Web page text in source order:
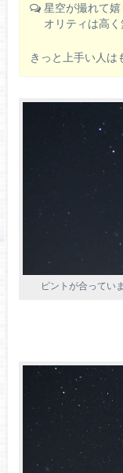
星空が撮れて
オリティは高く
きっと上手い人は
ピントが合ってい